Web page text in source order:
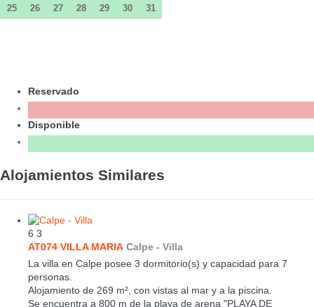
25 26 27 28 29 30 31
Reservado
Disponible
Alojamientos Similares
6 3
AT074 VILLA MARIA Calpe - Villa
La villa en Calpe posee 3 dormitorio(s) y capacidad para 7
personas.
Alojamiento de 269 m², con vistas al mar y a la piscina.
Se encuentra a 800 m de la playa de arena "PLAYA DE